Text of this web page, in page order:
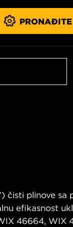
čisti plinove sa
efikasnost
46664, WIX